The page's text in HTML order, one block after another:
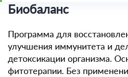
Биобаланс
Программа для
улучшения иммунитета и
детоксикации организма.
фитотерапии. Без